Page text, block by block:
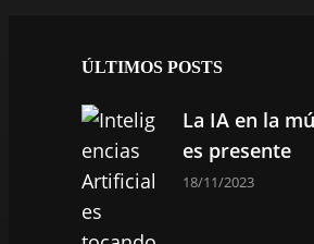
ÚLTIMOS POSTS
La IA en la
es presente
18/11/2023